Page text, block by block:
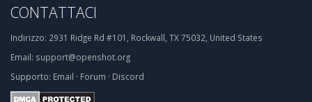
CONTATTACI
Indirizzo: 2931 Ridge Rd #101, Rockwall, TX 75032, United States
Email: support@openshot.org
Supporto: Email · Forum · Discord